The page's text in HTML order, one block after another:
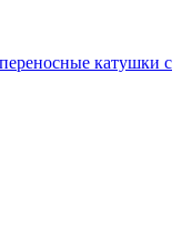
катушки с